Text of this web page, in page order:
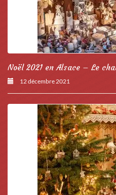
Noël 2021 en Alsace – Le
12 décembre 2021